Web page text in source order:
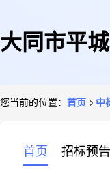
大同市平
您当前的位置： 首页 中
首页 招标预告